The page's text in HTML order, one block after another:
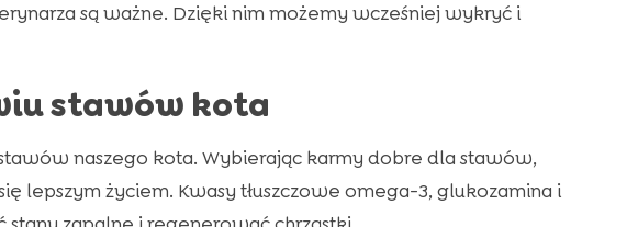
są ważne. Dzięki nim możemy wcześniej wykryć i
stawów kota
naszego kota. Wybierając karmy dobre dla stawów,
lepszym życiem. Kwasy tłuszczowe omega-3, glukozamina i